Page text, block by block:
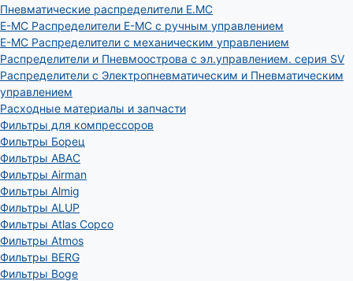
Пневматические распределители E.MC
E-MC Распределители E-MC с ручным управлением
E-MC Распределители с механическим управлением
Распределители и Пневмоострова с эл.управлением. серия SV
Распределители с Электропневматическим и Пневматическим
управлением
Расходные материалы и запчасти
Фильтры для компрессоров
Фильтры Борец
Фильтры ABAC
Фильтры Airman
Фильтры Almig
Фильтры ALUP
Фильтры Atlas Copco
Фильтры Atmos
Фильтры BERG
Фильтры Boge